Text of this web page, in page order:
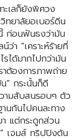
ะเลก็ยังพิศวง
ทยาลัยอเบอร์ดีน
ก่อนฟันธงว่ามัน
า “เคราะห์ร้ายที่
ได้มากไปกว่ามัน
ต้องการภาพถ่าย
” กระนั้นก็ดี
ามสับสนรอบๆ ตัว
นกันไปคนละทาง
แต่กระดูกส่วน
เจมส์ ทริปปิงตัน